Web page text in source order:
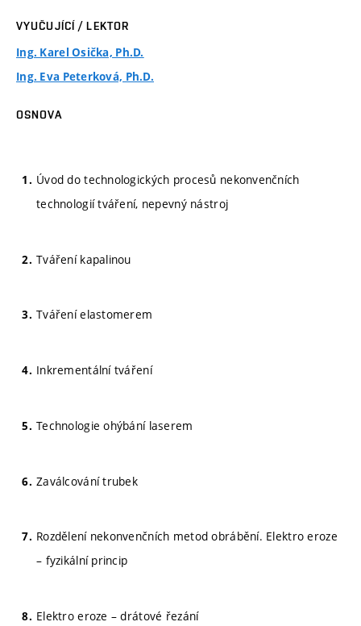
VYUČUJÍCÍ / LEKTOR
Ing. Karel Osička, Ph.D.
Ing. Eva Peterková, Ph.D.
OSNOVA
Úvod do technologických procesů nekonvenčních
technologií tváření, nepevný nástroj
Tváření kapalinou
Tváření elastomerem
Inkrementální tváření
Technologie ohýbání laserem
Zaválcování trubek
Rozdělení nekonvenčních metod obrábění. Elektro eroze
– fyzikální princip
Elektro eroze – drátové řezání